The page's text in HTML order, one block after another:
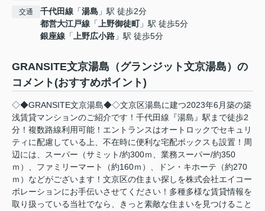
交通 千代田線 「湯島 」駅 徒歩2分
都営大江戸線 「上野御徒町」駅 徒歩5分
銀座線 「上野広小路 」駅 徒歩5分
GRANSITE文京湯島（グランジット文京湯島）の
コメント(おすすめポイント)
◇◆GRANSITE文京湯島◆◇文京区湯島に建つ2023年6月築の築
浅賃貸マンションのご紹介です！千代田線『湯島』駅まで徒歩2
分！複数路線利用可能！エントランスはオートロックでセキュリ
ティに配慮している上、不在時に便利な宅配ボックスも設置！周
辺には、スーパー（サミット/約300ｍ、業務スーパー/約350
ｍ）、ファミリーマート（約160ｍ）、ドン・キホーテ（約270
ｍ）などがございます！文京区の住まい探しを株式会社エイコー
ポレーションにお手伝いさせてください！多種多様な賃貸情報を
取り扱っている当社でなら、きっと素敵な住まいを見つけること